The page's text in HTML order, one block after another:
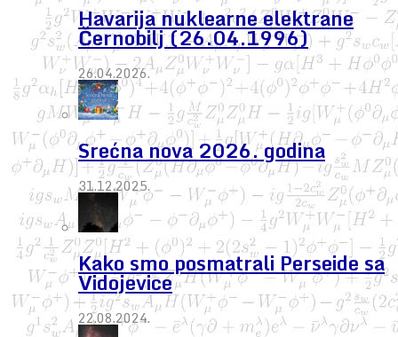
Havarija nuklearne elektrane
Černobilj (26.04.1996)
26.04.2026.
Srećna nova 2026. godina
31.12.2025.
Kako smo posmatrali Perseide sa
Vidojevice
22.08.2024.